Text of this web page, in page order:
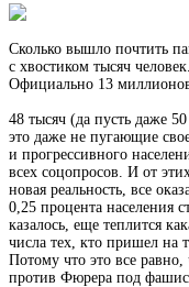
Сколько вышло почтить
с хвостиком тысяч
Официально 13
48 тысяч (да пусть даже
это даже не пугающие
и прогрессивного
всех соцопросов. И от
новая реальность, все
0,25 процента населения
казалось, еще теплится
числа тех, кто пришел на
Потому что это все равно,
против Фюрера под